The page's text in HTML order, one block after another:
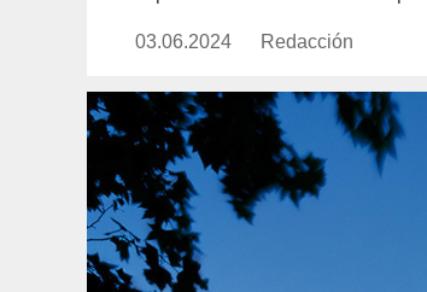
Publicado
03.06.2024 https://
Redacción